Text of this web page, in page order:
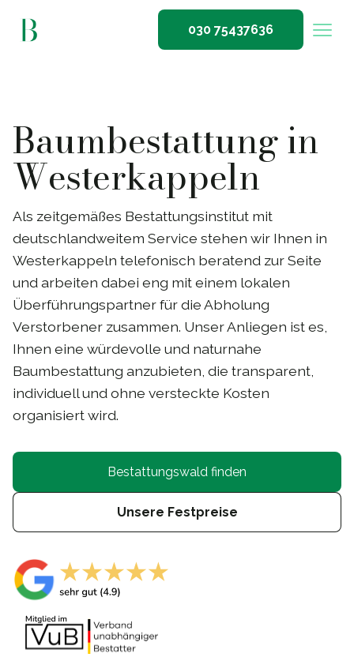
030 75437636
Baumbestattung in
Westerkappeln
Als zeitgemäßes Bestattungsinstitut mit
deutschlandweitem Service stehen wir Ihnen in
Westerkappeln telefonisch beratend zur Seite
und arbeiten dabei eng mit einem lokalen
Überführungspartner für die Abholung
Verstorbener zusammen. Unser Anliegen ist es,
Ihnen eine würdevolle und naturnahe
Baumbestattung anzubieten, die transparent,
individuell und ohne versteckte Kosten
organisiert wird.
Bestattungswald finden
Unsere Festpreise